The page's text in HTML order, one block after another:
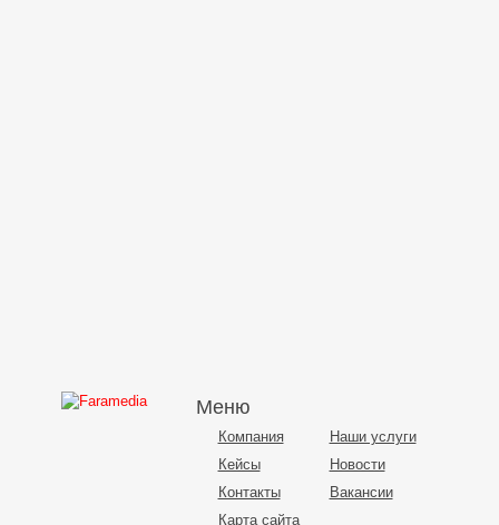
Меню
Компания
Наши услуги
Кейсы
Новости
Контакты
Вакансии
Карта сайта